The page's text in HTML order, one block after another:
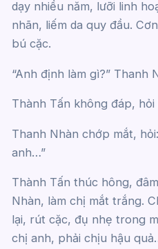
dạy nhiều năm, lưỡi linh
nhãn, liếm da quy đầu.
bú cặc.
“Anh định làm gì?” Thanh
Thành Tấn không đáp, hỏi
Thanh Nhàn chớp mắt,
anh…”
Thành Tấn thúc hông,
Nhàn, làm chị mắt trắng.
lại, rút cặc, đụ nhẹ trong
chị anh, phải chịu hậu